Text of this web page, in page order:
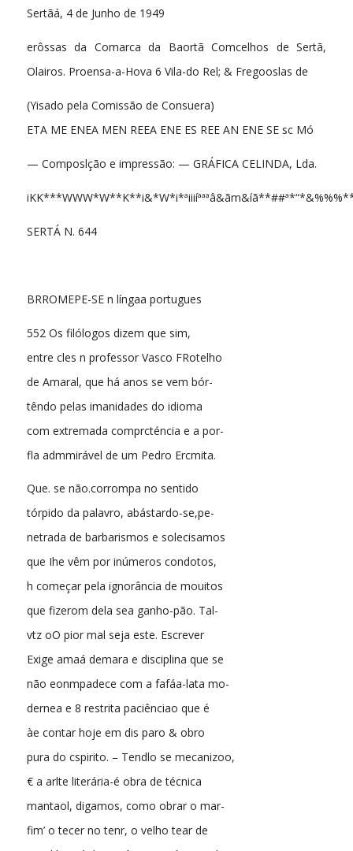
Sertãá, 4 de Junho de 1949
erôssas da Comarca da Baortã Comcelhos de Sertã,
Olairos. Proensa-a-Hova 6 Vila-do Rel; & Fregooslas de
(Yisado pela Comissão de Consuera)
ETA ME ENEA MEN REEA ENE ES REE AN ENE SE sc Mó
— Composlção e impressão: — GRÁFICA CELINDA, Lda.
SERTÁ N. 644
BRROMEPE-SE n língaa portugues
552 Os filólogos dizem que sim,
entre cles n professor Vasco FRotelho
de Amaral, que há anos se vem bór-
têndo pelas imanidades do idioma
com extremada comprcténcia e a por-
fla admmirável de um Pedro Ercmita.
Que. se não.corrompa no sentido
tórpido da palavro, abástardo-se,pe-
netrada de barbarismos e solecisamos
que Ihe vêm por inúmeros condotos,
h começar pela ignorância de mouitos
que fizerom dela sea ganho-pão. Tal-
vtz oO pior mal seja este. Escrever
Exige amaá demara e disciplina que se
não eonmpadece com a fafáa-lata mo-
dernea e 8 restrita paciênciao que é
àe contar hoje em dis paro & obro
pura do cspirito. – Tendlo se mecanizoo,
€ a arlte literária-é obra de técnica
mantaol, digamos, como obrar o mar-
fim’ o tecer no tenr, o velho tear de